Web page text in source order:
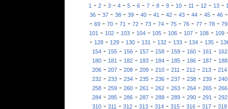
1- 2- 3- 4- 5- 6- 7- 8- 9- 10- 11- 12- 13-
36- 37- 38- 39- 40- 41- 42- 43- 44- 45- 46
- 69 - 70 - 71 - 72 - 73 - 74 - 75 - 76 - 77 - 78 - 79
101 - 102 - 103 - 104 - 105 - 106 - 107 - 108 - 109
- 128 - 129 - 130 - 131 - 132 - 133 - 134 - 135 -
154- 155- 156- 157- 158- 159- 160- 161- 162
180- 181- 182- 183- 184- 185- 186- 187- 188
206 - 207 - 208 - 209 - 210 - 211 - 212 - 213 - 214
232- 233- 234- 235- 236- 237- 238- 239- 240
258- 259- 260- 261- 262- 263- 264- 265- 266
284- 285- 286- 287- 288- 289- 290- 291- 292
310 - 311 - 312 - 313 - 314 - 315 - 316 - 317 - 318